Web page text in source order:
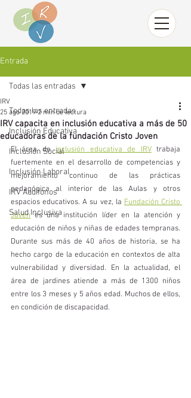
Entrada
Todas las entradas
Inclusión Educativa
Inclusión Social
Inclusión Laboral
IRV Audífonos
Salud Inclusiva
Todas las entradas
IRV capacita en inclusión educativa a más de 50
educadoras de la fundación Cristo Joven
IRV
25 ago 2019 2 min de lectura
El área de inclusión educativa de IRV trabaja
fuertemente en el desarrollo de competencias y
mejoramiento continuo de las prácticas
pedagógica al interior de las Aulas y otros
espacios educativos. A su vez, la Fundación Cristo
Joven es una institución líder en la atención y
educación de niños y niñas de edades tempranas.
Durante sus más de 40 años de historia, se ha
hecho cargo de la educación en contextos de alta
vulnerabilidad y diversidad. En la actualidad, el
área de jardines atiende a más de 1300 niños
entre los 3 meses y 5 años edad. Muchos de ellos,
en condición de discapacidad.